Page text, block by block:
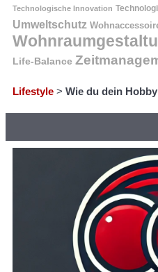
Technologische Innovation
Umweltschutz
Life-Balance
Lifestyle > Wie du dein